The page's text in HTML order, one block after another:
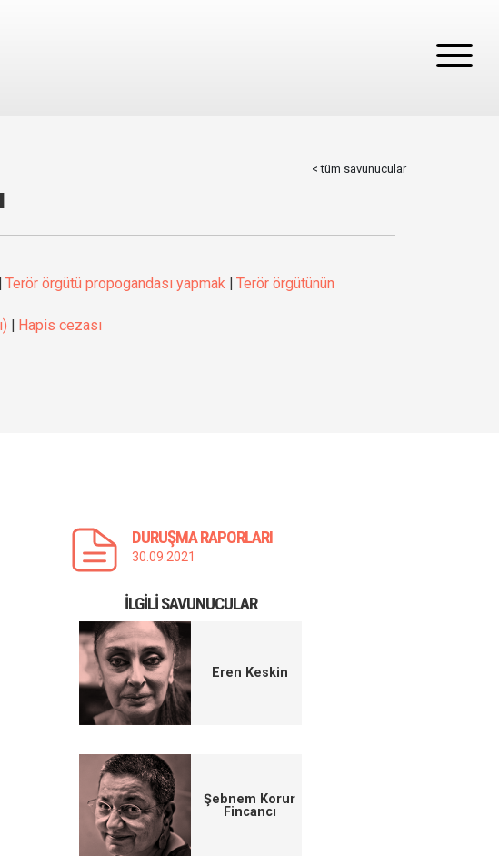
< tüm savunucular
Terör örgütü propogandası yapmak
Terör örgütünün
Hapis cezası
DURUŞMA RAPORLARI
30.09.2021
İLGILI SAVUNUCULAR
Eren Keskin
Şebnem Korur
Fincancı